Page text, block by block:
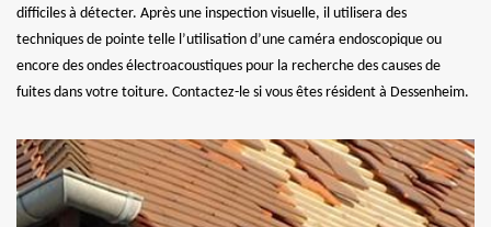
difficiles à détecter. Après une inspection visuelle, il utilisera des
techniques de pointe telle l’utilisation d’une caméra endoscopique ou
encore des ondes électroacoustiques pour la recherche des causes de
fuites dans votre toiture. Contactez-le si vous êtes résident à Dessenheim.